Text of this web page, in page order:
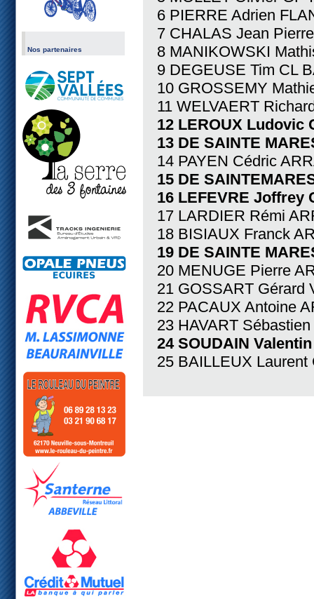
Nos partenaires
6 PIERRE Adrien
7 CHALAS Jean
8 MANIKOWSKI
9 DEGEUSE Tim CL
10 GROSSEMY
11 WELVAERT
12 LEROUX Ludovic
13 DE SAINTE
14 PAYEN Cédric
15 DE
16 LEFEVRE Joffrey
17 LARDIER Rémi
18 BISIAUX Franck
19 DE SAINTE
20 MENUGE Pierre
21 GOSSART Gérard
22 PACAUX Antoine
23 HAVART
24 SOUDAIN
25 BAILLEUX